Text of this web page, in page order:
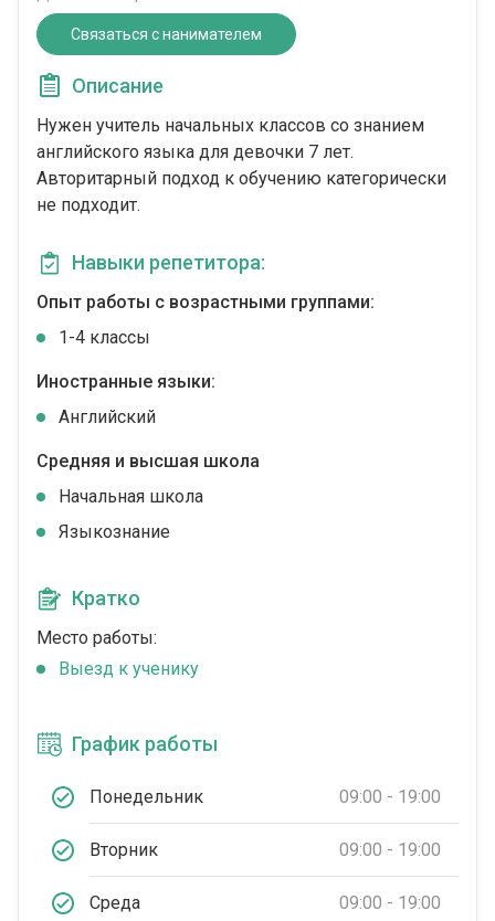
Связаться с нанимателем
Описание
Нужен учитель начальных классов со знанием
английского языка для девочки 7 лет.
Авторитарный подход к обучению категорически
не подходит.
Навыки репетитора:
Опыт работы с возрастными группами:
1-4 классы
Иностранные языки:
Английский
Средняя и высшая школа
Начальная школа
Языкознание
Кратко
Место работы:
Выезд к ученику
График работы
Понедельник 09:00 - 19:00
Вторник 09:00 - 19:00
Среда 09:00 - 19:00